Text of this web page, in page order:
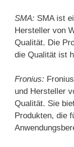
SMA: SMA ist
Hersteller von
Qualität. Die
die Qualität ist
Fronius:
und Hersteller
Qualität. Sie
Produkten, die